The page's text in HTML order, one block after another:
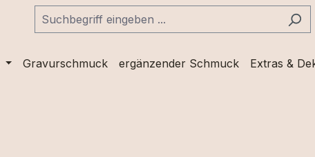
Gravurschmuck ergänzender Schmuck Extras &